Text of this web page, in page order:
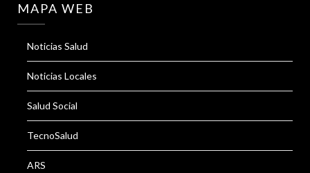
MAPA WEB
Noticias Salud
Noticias Locales
Salud Social
TecnoSalud
ARS